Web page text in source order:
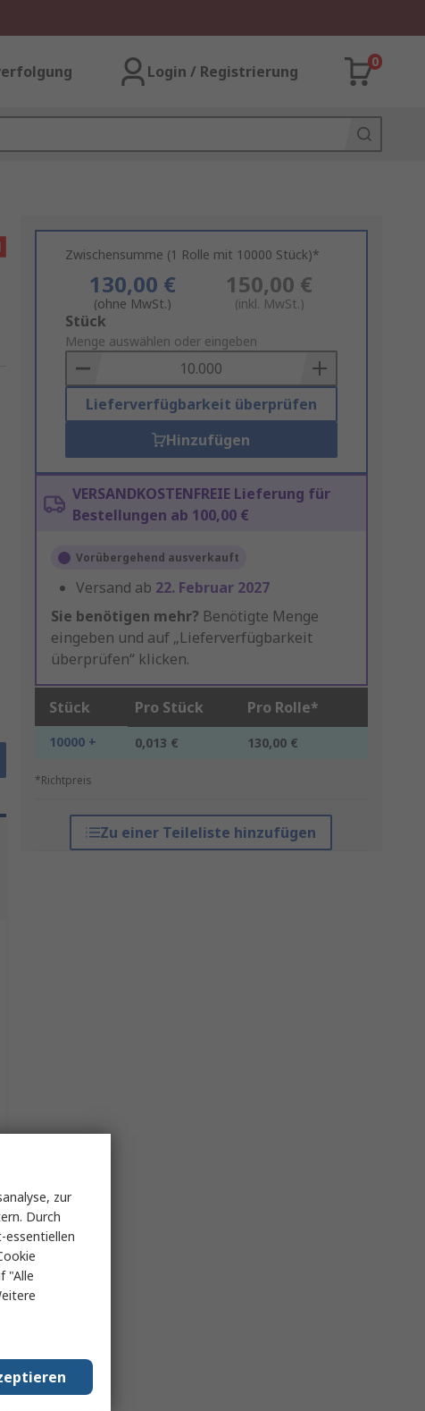
Login / Registrierung
0
Zwischensumme (1 Rolle mit 10000 Stück)*
130,00 €
(ohne MwSt.)
150,00 €
(inkl. MwSt.)
Add
to
Basket
Stück
Menge auswählen oder eingeben
Lieferverfügbarkeit überprüfen
Hinzufügen
VERSANDKOSTENFREIE Lieferung für
Bestellungen ab 100,00 €
Vorübergehend ausverkauft
Versand ab 22. Februar 2027
Sie benötigen mehr? Benötigte Menge
eingeben und auf „Lieferverfügbarkeit
überprüfen“ klicken.
Stück Pro Stück Pro Rolle*
10000 + 0,013 € 130,00 €
*Richtpreis
Zu einer Teileliste hinzufügen
zur
Durch
essentiellen
"Alle